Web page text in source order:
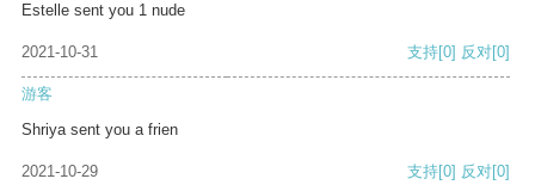
Estelle sent you 1 nude
2021-10-31 支持[0] 反对[0]
游客
Shriya sent you a frien
2021-10-29 支持[0] 反对[0]